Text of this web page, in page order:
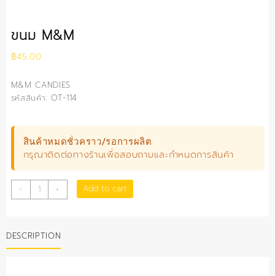
ขนม M&M
฿45.00
M&M CANDIES
รหัสสินค้า: OT-114
สินค้าหมดชั่วคราว/รอการผลิต
กรุณาติดต่อทางร้านเพื่อสอบถามและกำหนดการสินค้า
-
ขนม
M&M
+ Add to cart
DESCRIPTION